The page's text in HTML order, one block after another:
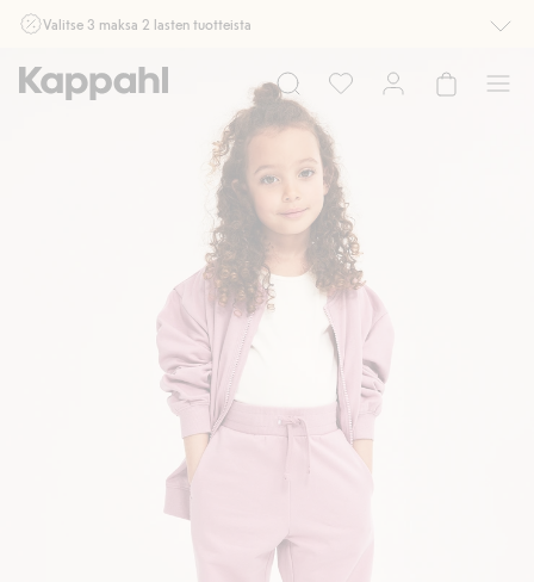
Valitse 3 maksa 2 lasten tuotteista
myymälässä ja verkossa. Ei voi yhdistää muihin alennuksiin tai tarjouksiin.
Osta nyt